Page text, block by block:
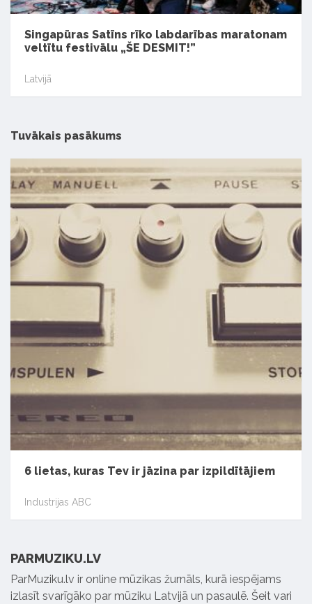
Singapūras Satīns rīko labdarības maratonam
veltītu festivālu „ŠE DESMIT!”
Latvijā
Tuvākais pasākums
6 lietas, kuras Tev ir jāzina par izpildītājiem
Industrijas ABC
PARMUZIKU.LV
ParMuziku.lv ir online mūzikas žurnāls, kurā iespējams
izlasīt svarīgāko par mūziku Latvijā un pasaulē. Šeit vari